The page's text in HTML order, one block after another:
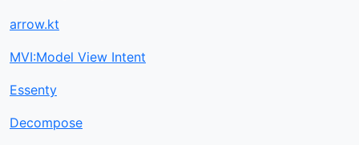
arrow.kt
MVI:Model View Intent
Essenty
Decompose